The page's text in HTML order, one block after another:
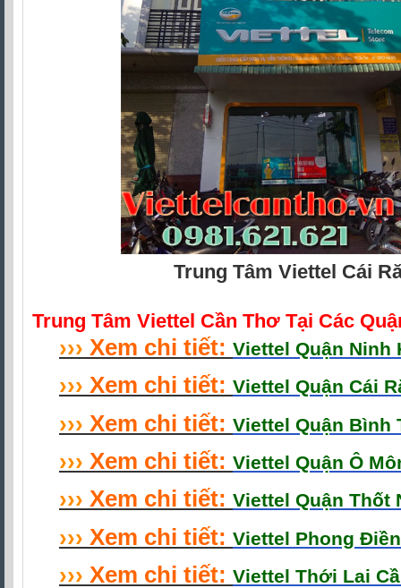
Trung Tâm Viettel Cái
Trung Tâm Viettel Cần Thơ Tại Các
››› Xem chi tiết: Viettel Quận Ninh
››› Xem chi tiết: Viettel Quận Cái
››› Xem chi tiết: Viettel Quận Bình
››› Xem chi tiết: Viettel Quận Ô
››› Xem chi tiết: Viettel Quận Thốt
››› Xem chi tiết: Viettel Phong
››› Xem chi tiết: Viettel Thới Lai